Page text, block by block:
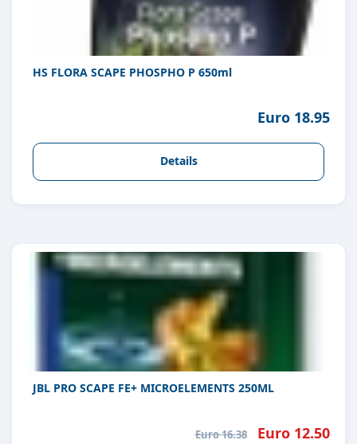
HS FLORA SCAPE PHOSPHO P 650ml
Euro 18.95
Details
JBL PRO SCAPE FE+ MICROELEMENTS 250ML
Euro 16.38 Euro 12.50